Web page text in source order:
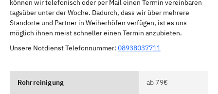
können wir telefonisch oder per Mail einen Termin vereinbaren
tagsüber unter der Woche. Dadurch, dass wir über mehrere
Standorte und Partner in Weiherhöfen verfügen, ist es uns
möglich ihnen meist schneller einen Termin anzubieten.
Unsere Notdienst Telefonnummer: 08938037711
Rohrreinigung ab 79€